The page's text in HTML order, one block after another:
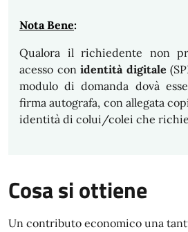
Nota Bene:
Qualora il richiedente non
acesso conidentità digitale
modulo di domanda dovà
firma autografa, con allegata
identità di colui/colei che
Cosa si ottiene
Un contributo economico una